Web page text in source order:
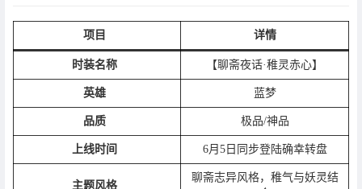
项目 详情
时装名称 【聊斋夜话·稚灵赤心】
英雄 蓝梦
品质 极品/神品
上线时间 6月5日同步登陆确幸转盘
主题风格
聊斋志异风格，稚气与妖灵结